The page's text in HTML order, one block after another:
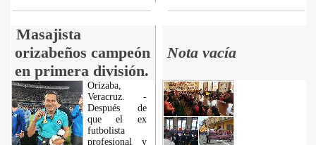
Masajista
orizabeños campeón
en primera división.
Nota vacía
Orizaba,
Veracruz. -
Después de
que el ex
futbolista
profesional y